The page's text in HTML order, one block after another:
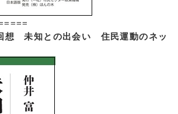
想 未知との出会い 住民運動のネッ